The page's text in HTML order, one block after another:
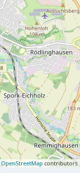
OpenStreetMap contributors